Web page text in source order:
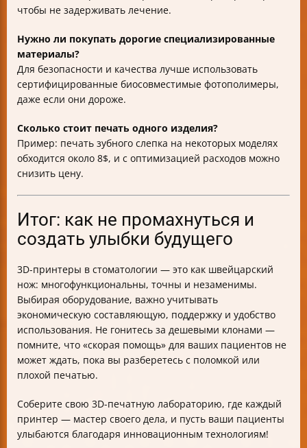
чтобы не задерживать лечение.
Нужно ли покупать дорогие специализированные
материалы?
Для безопасности и качества лучше использовать
сертифицированные биосовместимые фотополимеры,
даже если они дороже.
Сколько стоит печать одного изделия?
Пример: печать зубного слепка на некоторых моделях
обходится около 8$, и с оптимизацией расходов можно
снизить цену.
Итог: как не промахнуться и
создать улыбки будущего
3D-принтеры в стоматологии — это как швейцарский
нож: многофункциональны, точны и незаменимы.
Выбирая оборудование, важно учитывать
экономическую составляющую, поддержку и удобство
использования. Не гонитесь за дешевыми клонами —
помните, что «скорая помощь» для ваших пациентов не
может ждать, пока вы разберетесь с поломкой или
плохой печатью.
Соберите свою 3D-печатную лабораторию, где каждый
принтер — мастер своего дела, и пусть ваши пациенты
улыбаются благодаря инновационным технологиям!